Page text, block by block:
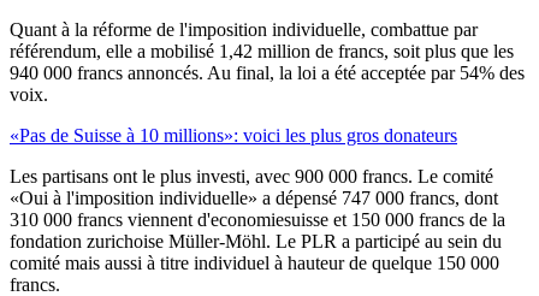
Quant à la réforme de l'imposition individuelle, combattue par
référendum, elle a mobilisé 1,42 million de francs, soit plus que les
940 000 francs annoncés. Au final, la loi a été acceptée par 54% des
voix.
«Pas de Suisse à 10 millions»: voici les plus gros donateurs
Les partisans ont le plus investi, avec 900 000 francs. Le comité
«Oui à l'imposition individuelle» a dépensé 747 000 francs, dont
310 000 francs viennent d'economiesuisse et 150 000 francs de la
fondation zurichoise Müller-Möhl. Le PLR a participé au sein du
comité mais aussi à titre individuel à hauteur de quelque 150 000
francs.